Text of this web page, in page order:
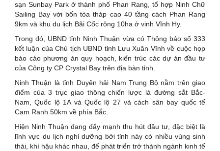
sạn Sunbay Park ở thành phố Phan Rang, tổ hợp Ninh Chữ
Sailing Bay với bốn tòa tháp cao 40 tầng cách Phan Rang
9km và khu du lịch Bãi Cốc rộng 10ha ở vịnh Vĩnh Hy.
Trong đó, UBND tỉnh Ninh Thuận vừa có Thông báo số 333
kết luận của Chủ tịch UBND tỉnh Lưu Xuân Vĩnh về cuộc họp
báo cáo phương án quy hoạch, kiến trúc các dự án đầu tư
của Công ty CP Crystal Bay trên địa bàn tỉnh.
Ninh Thuận là tỉnh Duyên hải Nam Trung Bộ nằm trên giao
điểm của 3 trục giao thông chiến lược là đường sắt Bắc-
Nam, Quốc lộ 1A và Quốc lộ 27 và cách sân bay quốc tế
Cam Ranh 50km về phía Bắc.
Hiện Ninh Thuận đang đẩy mạnh thu hút đầu tư, đặc biệt là
lĩnh vực du lịch nghỉ dưỡng bởi tỉnh này có nhiều vùng sinh
thái, khí hậu khác nhau, để phát triển trở thành ngành kinh tế